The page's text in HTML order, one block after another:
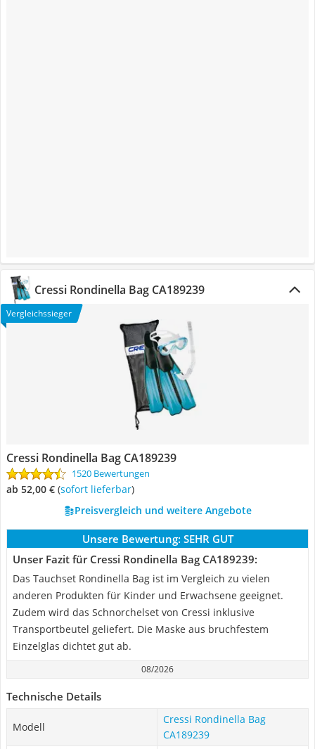
Cressi Rondinella Bag CA189239
Vergleichssieger
Cressi Rondinella Bag CA189239
1520 Bewertungen
ab 52,00 € ( Sofort lieferbar)
Preisvergleich und weitere Angebote
Unsere Bewertung: SEHR GUT
Unser Fazit für Cressi Rondinella Bag CA189239:
Das Tauchset Rondinella Bag ist im Vergleich zu vielen
anderen Produkten für Kinder und Erwachsene geeignet.
Zudem wird das Schnorchelset von Cressi inklusive
Transportbeutel geliefert. Die Maske aus bruchfestem
Einzelglas dichtet gut ab.
08/2026
Technische Details
Modell
Cressi Rondinella Bag
CA189239